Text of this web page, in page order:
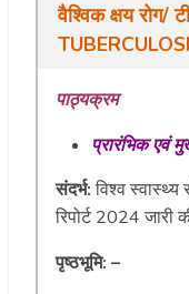
वैश्विक क्षय रोग/
पाठ्यक्रम
प्रारंभिक एवं
संदर्भ:विश्व
रिपोर्ट 2024 जारी
पृष्ठभूमि: –